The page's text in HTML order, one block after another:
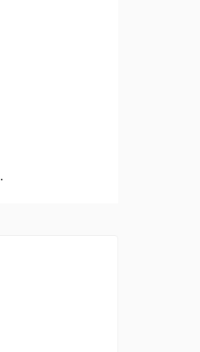
.